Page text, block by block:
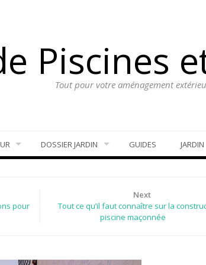
Piscines
Tout pour votre aménagement
DOSSIER JARDIN GUIDES JARDIN
pour
Next
Tout ce qu’il faut connaître sur la
piscine maçonnée